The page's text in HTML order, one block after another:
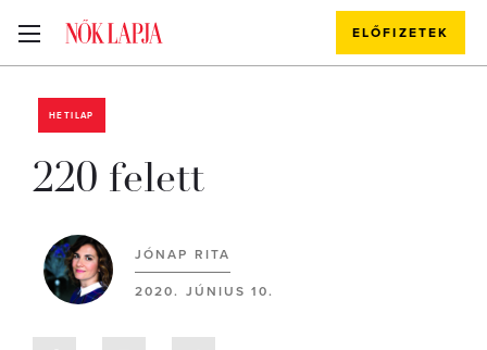
ELŐFIZETEK
HETILAP
220 felett
JÓNAP RITA
2020. JÚNIUS 10.